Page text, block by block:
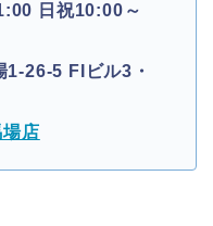
日祝10:00～
26-5 FIビル3・
店